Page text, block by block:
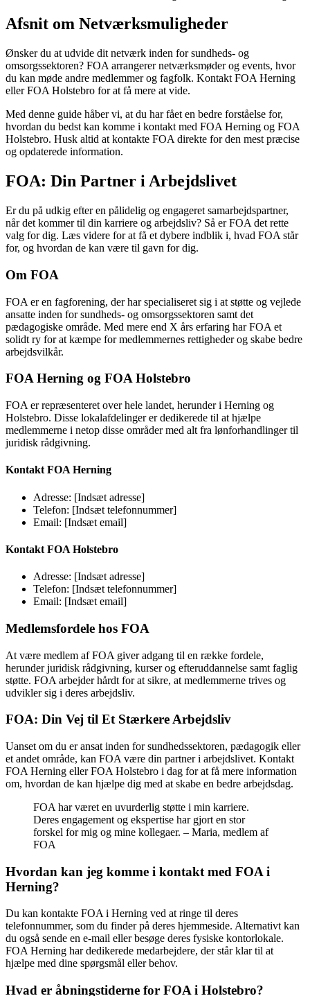
Afsnit om Netværksmuligheder
Ønsker du at udvide dit netværk inden for sundheds- og
omsorgssektoren? FOA arrangerer netværksmøder og events, hvor
du kan møde andre medlemmer og fagfolk. Kontakt FOA Herning
eller FOA Holstebro for at få mere at vide.
Med denne guide håber vi, at du har fået en bedre forståelse for,
hvordan du bedst kan komme i kontakt med FOA Herning og FOA
Holstebro. Husk altid at kontakte FOA direkte for den mest præcise
og opdaterede information.
FOA: Din Partner i Arbejdslivet
Er du på udkig efter en pålidelig og engageret samarbejdspartner,
når det kommer til din karriere og arbejdsliv? Så er FOA det rette
valg for dig. Læs videre for at få et dybere indblik i, hvad FOA står
for, og hvordan de kan være til gavn for dig.
Om FOA
FOA er en fagforening, der har specialiseret sig i at støtte og vejlede
ansatte inden for sundheds- og omsorgssektoren samt det
pædagogiske område. Med mere end X års erfaring har FOA et
solidt ry for at kæmpe for medlemmernes rettigheder og skabe bedre
arbejdsvilkår.
FOA Herning og FOA Holstebro
FOA er repræsenteret over hele landet, herunder i Herning og
Holstebro. Disse lokalafdelinger er dedikerede til at hjælpe
medlemmerne i netop disse områder med alt fra lønforhandlinger til
juridisk rådgivning.
Kontakt FOA Herning
Adresse: [Indsæt adresse]
Telefon: [Indsæt telefonnummer]
Email: [Indsæt email]
Kontakt FOA Holstebro
Adresse: [Indsæt adresse]
Telefon: [Indsæt telefonnummer]
Email: [Indsæt email]
Medlemsfordele hos FOA
At være medlem af FOA giver adgang til en række fordele,
herunder juridisk rådgivning, kurser og efteruddannelse samt faglig
støtte. FOA arbejder hårdt for at sikre, at medlemmerne trives og
udvikler sig i deres arbejdsliv.
FOA: Din Vej til Et Stærkere Arbejdsliv
Uanset om du er ansat inden for sundhedssektoren, pædagogik eller
et andet område, kan FOA være din partner i arbejdslivet. Kontakt
FOA Herning eller FOA Holstebro i dag for at få mere information
om, hvordan de kan hjælpe dig med at skabe en bedre arbejdsdag.
FOA har været en uvurderlig støtte i min karriere.
Deres engagement og ekspertise har gjort en stor
forskel for mig og mine kollegaer. – Maria, medlem af
FOA
Hvordan kan jeg komme i kontakt med FOA i
Herning?
Du kan kontakte FOA i Herning ved at ringe til deres
telefonnummer, som du finder på deres hjemmeside. Alternativt kan
du også sende en e-mail eller besøge deres fysiske kontorlokale.
FOA Herning har dedikerede medarbejdere, der står klar til at
hjælpe med dine spørgsmål eller behov.
Hvad er åbningstiderne for FOA i Holstebro?